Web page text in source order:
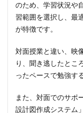
のため、学習状況や
習範囲を選択し、最
が特徴です。
対面授業と違い、映
り、聞き逃したとこ
ったペースで勉強す
また、対面でのサポ
設計図作成システム